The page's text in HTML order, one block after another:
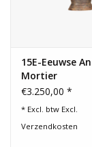
15E-Eeuwse
Mortier
€3.250,00 *
* Excl. btw Excl.
Verzendkosten